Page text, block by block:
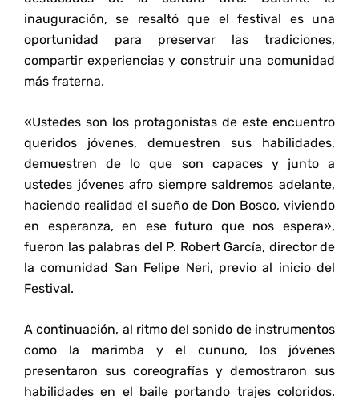
inauguración, se resaltó que el festival es una
oportunidad para preservar las tradiciones,
compartir experiencias y construir una comunidad
más fraterna.
«Ustedes son los protagonistas de este encuentro
queridos jóvenes, demuestren sus habilidades,
demuestren de lo que son capaces y junto a
ustedes jóvenes afro siempre saldremos adelante,
haciendo realidad el sueño de Don Bosco, viviendo
en esperanza, en ese futuro que nos espera»,
fueron las palabras del P. Robert García, director de
la comunidad San Felipe Neri, previo al inicio del
Festival.
A continuación, al ritmo del sonido de instrumentos
como la marimba y el cununo, los jóvenes
presentaron sus coreografías y demostraron sus
habilidades en el baile portando trajes coloridos.